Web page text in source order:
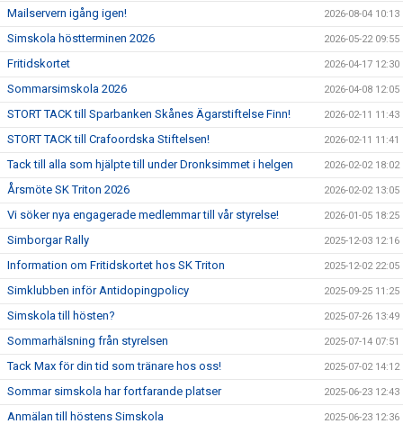
Mailservern igång igen! 2026-08-04 10:13
Simskola höstterminen 2026 2026-05-22 09:55
Fritidskortet 2026-04-17 12:30
Sommarsimskola 2026 2026-04-08 12:05
STORT TACK till Sparbanken Skånes Ägarstiftelse Finn! 2026-02-11 11:43
STORT TACK till Crafoordska Stiftelsen! 2026-02-11 11:41
Tack till alla som hjälpte till under Dronksimmet i helgen 2026-02-02 18:02
Årsmöte SK Triton 2026 2026-02-02 13:05
Vi söker nya engagerade medlemmar till vår styrelse! 2026-01-05 18:25
Simborgar Rally 2025-12-03 12:16
Information om Fritidskortet hos SK Triton 2025-12-02 22:05
Simklubben inför Antidopingpolicy 2025-09-25 11:25
Simskola till hösten? 2025-07-26 13:49
Sommarhälsning från styrelsen 2025-07-14 07:51
Tack Max för din tid som tränare hos oss! 2025-07-02 14:12
Sommar simskola har fortfarande platser 2025-06-23 12:43
Anmälan till höstens Simskola 2025-06-23 12:36